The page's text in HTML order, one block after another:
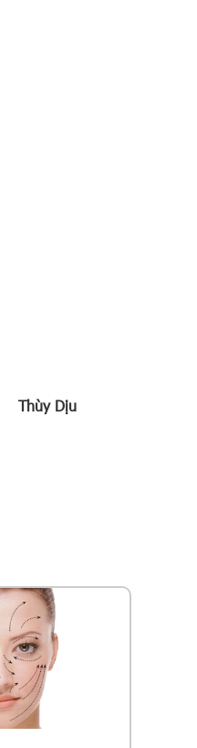
Thùy Dịu